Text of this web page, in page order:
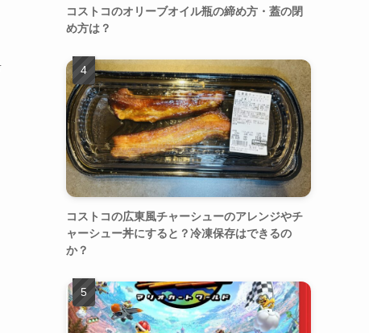
コストコのオリーブオイル瓶の締め方・蓋の閉
め方は？
コストコの広東風チャーシューのアレンジやチ
ャーシュー丼にすると？冷凍保存はできるの
か？